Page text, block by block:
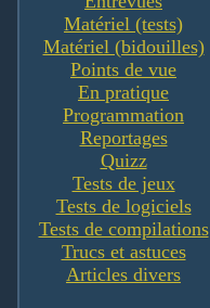
Matériel (tests)
Matériel (bidouilles)
Points de vue
En pratique
Programmation
Reportages
Quizz
Tests de jeux
Tests de logiciels
Tests de compilations
Trucs et astuces
Articles divers